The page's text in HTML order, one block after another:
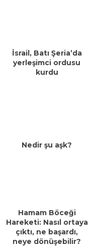
İsrail, Batı Şeria’da
yerleşimci ordusu
kurdu
Nedir şu aşk?
Hamam Böceği
Hareketi: Nasıl ortaya
çıktı, ne başardı,
neye dönüşebilir?